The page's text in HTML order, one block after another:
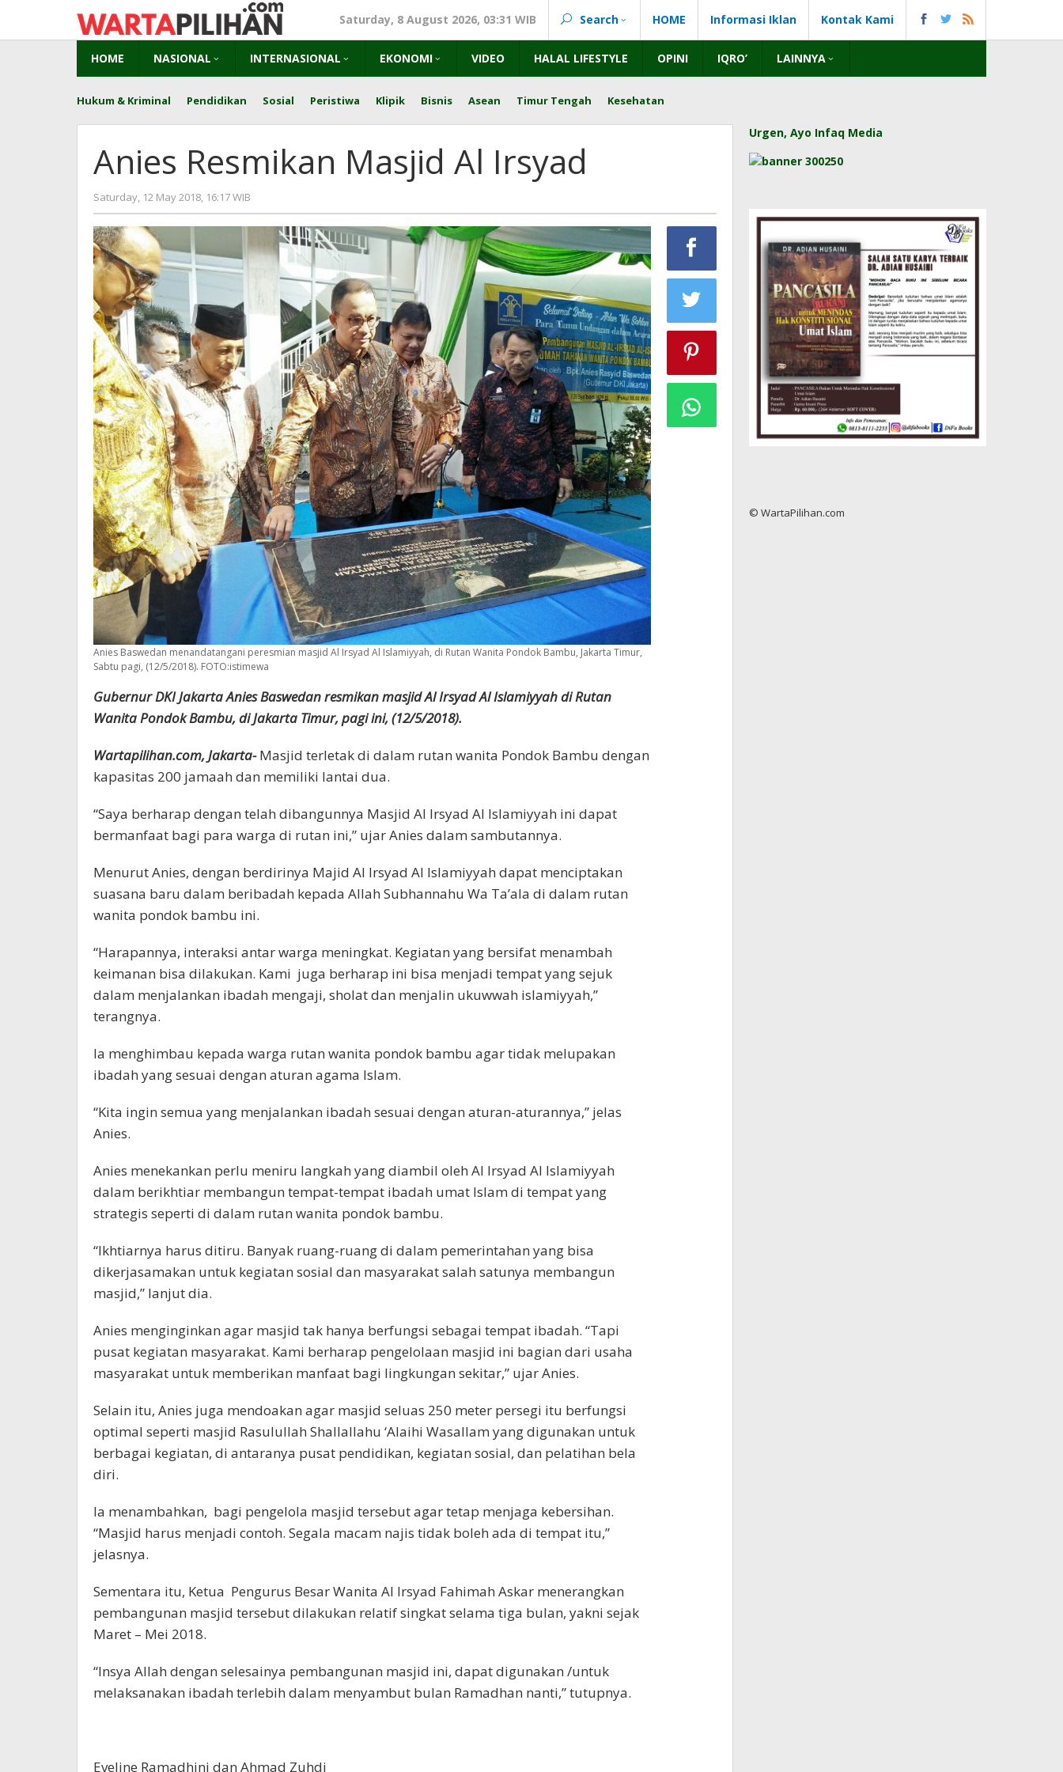
content
Saturday, 8 August 2026, 03:31 WIB Search HOME Informasi Iklan Kontak Kami
HOME NASIONAL INTERNASIONAL EKONOMI VIDEO HALAL LIFESTYLE OPINI IQRO’ LAINNYA
Hukum & Kriminal Pendidikan Sosial Peristiwa Klipik Bisnis Asean Timur Tengah Kesehatan
Anies Resmikan Masjid Al Irsyad
Saturday, 12 May 2018, 16:17 WIB
Adi
Prawiranegara
Anies Baswedan menandatangani peresmian masjid Al Irsyad Al Islamiyyah, di Rutan Wanita Pondok Bambu, Jakarta Timur,
Sabtu pagi, (12/5/2018). FOTO:istimewa
Gubernur DKI Jakarta Anies Baswedan resmikan masjid Al Irsyad Al Islamiyyah di Rutan
Wanita Pondok Bambu, di Jakarta Timur, pagi ini, (12/5/2018).
Wartapilihan.com, Jakarta-Masjid terletak di dalam rutan wanita Pondok Bambu dengan
kapasitas 200 jamaah dan memiliki lantai dua.
“Saya berharap dengan telah dibangunnya Masjid Al Irsyad Al Islamiyyah ini dapat
bermanfaat bagi para warga di rutan ini,” ujar Anies dalam sambutannya.
Menurut Anies, dengan berdirinya Majid Al Irsyad Al Islamiyyah dapat menciptakan
suasana baru dalam beribadah kepada Allah Subhannahu Wa Ta’ala di dalam rutan
wanita pondok bambu ini.
“Harapannya, interaksi antar warga meningkat. Kegiatan yang bersifat menambah
keimanan bisa dilakukan. Kami juga berharap ini bisa menjadi tempat yang sejuk
dalam menjalankan ibadah mengaji, sholat dan menjalin ukuwwah islamiyyah,”
terangnya.
Ia menghimbau kepada warga rutan wanita pondok bambu agar tidak melupakan
ibadah yang sesuai dengan aturan agama Islam.
“Kita ingin semua yang menjalankan ibadah sesuai dengan aturan-aturannya,” jelas
Anies.
Anies menekankan perlu meniru langkah yang diambil oleh Al Irsyad Al Islamiyyah
dalam berikhtiar membangun tempat-tempat ibadah umat Islam di tempat yang
strategis seperti di dalam rutan wanita pondok bambu.
“Ikhtiarnya harus ditiru. Banyak ruang-ruang di dalam pemerintahan yang bisa
dikerjasamakan untuk kegiatan sosial dan masyarakat salah satunya membangun
masjid,” lanjut dia.
Anies menginginkan agar masjid tak hanya berfungsi sebagai tempat ibadah. “Tapi
pusat kegiatan masyarakat. Kami berharap pengelolaan masjid ini bagian dari usaha
masyarakat untuk memberikan manfaat bagi lingkungan sekitar,” ujar Anies.
Selain itu, Anies juga mendoakan agar masjid seluas 250 meter persegi itu berfungsi
optimal seperti masjid Rasulullah Shallallahu ‘Alaihi Wasallam yang digunakan untuk
berbagai kegiatan, di antaranya pusat pendidikan, kegiatan sosial, dan pelatihan bela
diri.
Ia menambahkan, bagi pengelola masjid tersebut agar tetap menjaga kebersihan.
“Masjid harus menjadi contoh. Segala macam najis tidak boleh ada di tempat itu,”
jelasnya.
Sementara itu, Ketua Pengurus Besar Wanita Al Irsyad Fahimah Askar menerangkan
pembangunan masjid tersebut dilakukan relatif singkat selama tiga bulan, yakni sejak
Maret – Mei 2018.
“Insya Allah dengan selesainya pembangunan masjid ini, dapat digunakan /untuk
melaksanakan ibadah terlebih dalam menyambut bulan Ramadhan nanti,” tutupnya.
Eveline Ramadhini dan Ahmad Zuhdi
Urgen, Ayo Infaq Media
© WartaPilihan.com